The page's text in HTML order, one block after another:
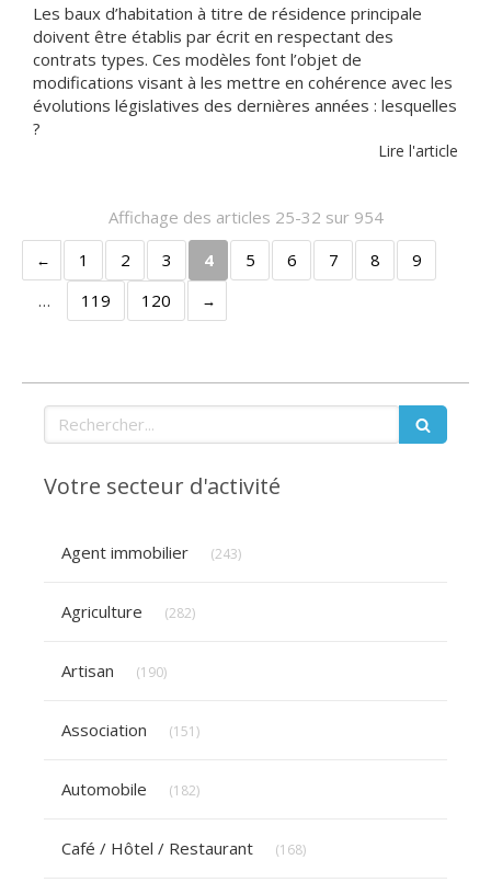
Les baux d’habitation à titre de résidence principale
doivent être établis par écrit en respectant des
contrats types. Ces modèles font l’objet de
modifications visant à les mettre en cohérence avec les
évolutions législatives des dernières années : lesquelles
?
Lire l'article
Affichage des articles 25-32 sur 954
1
2 3 4 5 6 7 8
9
…
119 120
Rechercher
Votre secteur d'activité
Agent immobilier (243)
Agriculture (282)
Artisan (190)
Association (151)
Automobile (182)
Café / Hôtel / Restaurant (168)